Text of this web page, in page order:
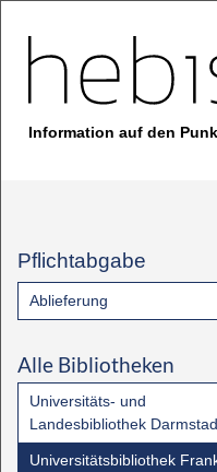
Information auf den
Pflichtabgabe
Ablieferung
Alle Bibliotheken
Universitäts- und
Landesbibliothek
Universitätsbibliothek